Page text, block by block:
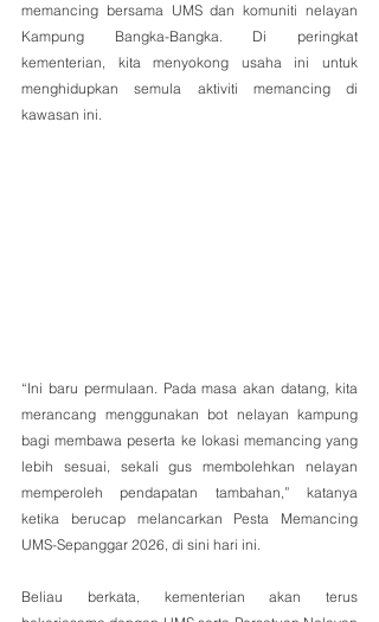
memancing bersama UMS dan komuniti nelayan
Kampung Bangka-Bangka. Di peringkat
kementerian, kita menyokong usaha ini untuk
menghidupkan semula aktiviti memancing di
kawasan ini.
“Ini baru permulaan. Pada masa akan datang, kita
merancang menggunakan bot nelayan kampung
bagi membawa peserta ke lokasi memancing yang
lebih sesuai, sekali gus membolehkan nelayan
memperoleh pendapatan tambahan,” katanya
ketika berucap melancarkan Pesta Memancing
UMS-Sepanggar 2026, di sini hari ini.
Beliau berkata, kementerian akan terus